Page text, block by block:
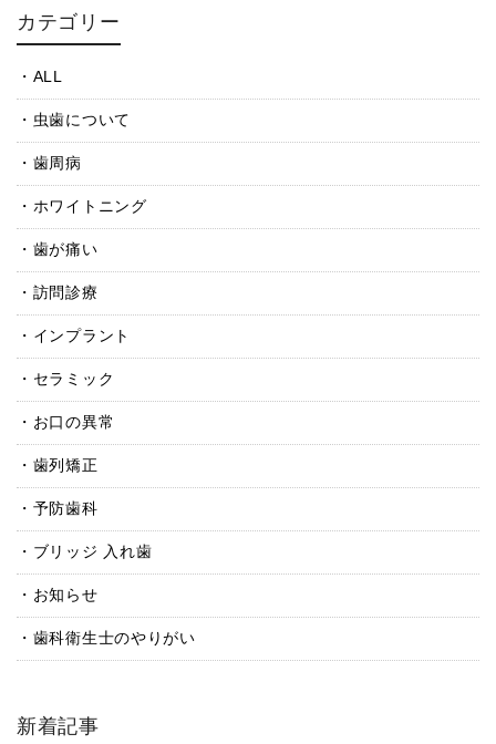
カテゴリー
ALL
虫歯について
歯周病
ホワイトニング
歯が痛い
訪問診療
インプラント
セラミック
お口の異常
歯列矯正
予防歯科
ブリッジ 入れ歯
お知らせ
歯科衛生士のやりがい
新着記事